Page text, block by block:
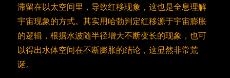
滞留在以太空间里，导致红移现象，这也是全息理解
宇宙现象的方式。其实用哈勃判定红移源于宇宙膨胀
的逻辑，根据水波随半径增大不断变长的现象，也可
以得出水体空间在不断膨胀的结论，这显然非常荒
诞。